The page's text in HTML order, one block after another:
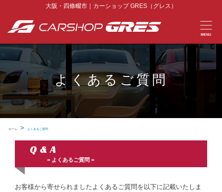
大阪・四條畷市｜カーショップ GRES（グレス）
MENU
よくあるご質問
ホーム > よくあるご質問
Q & A
よくあるご質問
お客様から寄せられましたよくあるご質問を以下に記載いたしま